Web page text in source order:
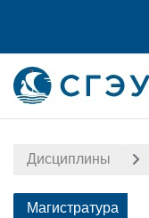
Дисциплины
Магистратура